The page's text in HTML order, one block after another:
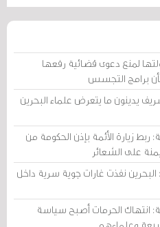
لمنع دعوى قضائية رفعها
برامج التجسس
يدينون ما يتعرض علماء البحرين
زيارة الأئمة بإذن الحكومة من
على الشعائر
نفذت غارات جوية سرية داخل
انتهاك الحرمات أصبح سياسة